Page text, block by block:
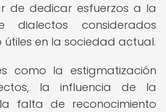
de dedicar esfuerzos a la
dialectos considerados
en la sociedad actual.
como la estigmatización
la influencia de la
falta de reconocimiento